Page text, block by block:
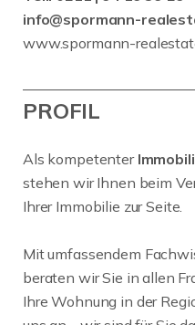
info@spormann-
www.spormann-
PROFIL
Als kompetenter
stehen wir Ihnen beim
Ihrer Immobilie zur Seite.
Mit umfassendem
beraten wir Sie in allen
Ihre Wohnung in der